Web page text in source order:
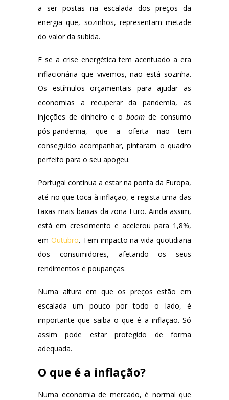
a ser postas na escalada dos preços da
energia que, sozinhos, representam metade
do valor da subida.
E se a crise energética tem acentuado a era
inflacionária que vivemos, não está sozinha.
Os estímulos orçamentais para ajudar as
economias a recuperar da pandemia, as
injeções de dinheiro e oboom de consumo
pós-pandemia, que a oferta não tem
conseguido acompanhar, pintaram o quadro
perfeito para o seu apogeu.
Portugal continua a estar na ponta da Europa,
até no que toca à inflação, e regista uma das
taxas mais baixas da zona Euro. Ainda assim,
está em crescimento e acelerou para 1,8%,
em Outubro. Tem impacto na vida quotidiana
dos consumidores, afetando os seus
rendimentos e poupanças.
Numa altura em que os preços estão em
escalada um pouco por todo o lado, é
importante que saiba o que é a inflação. Só
assim pode estar protegido de forma
adequada.
O que é a inflação?
Numa economia de mercado, é normal que